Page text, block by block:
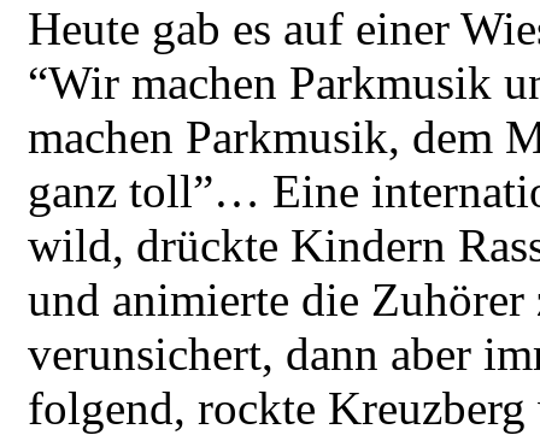
Heute gab es auf einer
“Wir machen Parkmusik
machen Parkmusik, dem
ganz toll”… Eine
wild, drückte Kindern
und animierte die
verunsichert, dann aber
folgend, rockte Kreuzberg